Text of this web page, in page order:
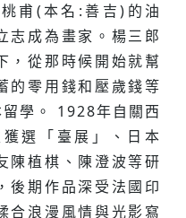
甫(本名:善吉)的油
志成為畫家。楊三郎
，從那時候開始就幫
的零用錢和壓歲錢等
學。 1928年自關西
選「臺展」、日本
陳植棋、陳澄波等研
後期作品深受法國印
合浪漫風情與光影寫